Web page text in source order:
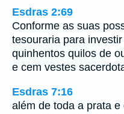
Esdras 2:69
Conforme as suas
tesouraria para
quinhentos quilos de
e cem vestes
Esdras 7:16
além de toda a prata